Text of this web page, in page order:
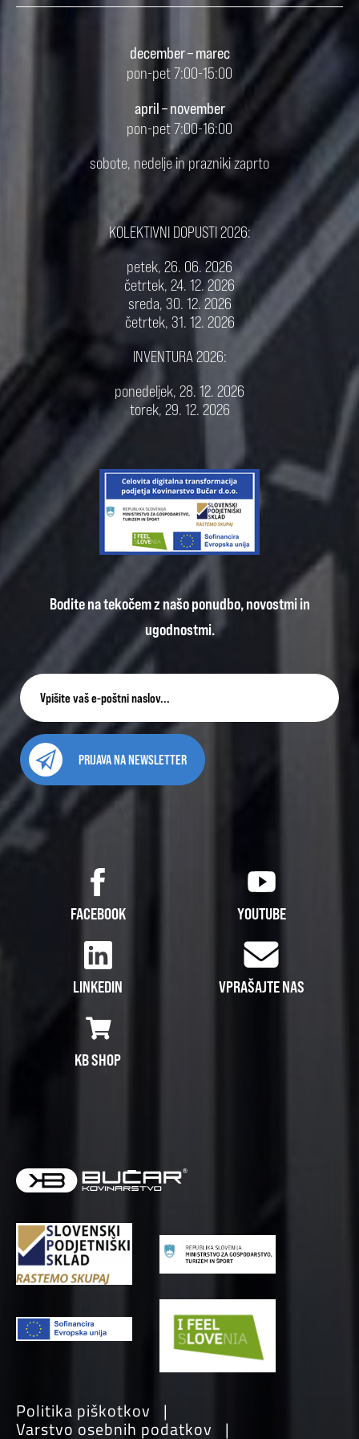
december – marec
pon-pet 7:00-15:00
april – november
pon-pet 7:00-16:00
sobote, nedelje in prazniki zaprto
KOLEKTIVNI DOPUSTI 2026:
petek, 26. 06. 2026
četrtek, 24. 12. 2026
sreda, 30. 12. 2026
četrtek, 31. 12. 2026
INVENTURA 2026:
ponedeljek, 28. 12. 2026
torek, 29. 12. 2026
Bodite na tekočem z našo ponudbo, novostmi in
ugodnostmi.
PRIJAVA NA NEWSLETTER
FACEBOOK YOUTUBE
LINKEDIN VPRAŠAJTE NAS
KB SHOP
Politika piškotkov
Varstvo osebnih podatkov